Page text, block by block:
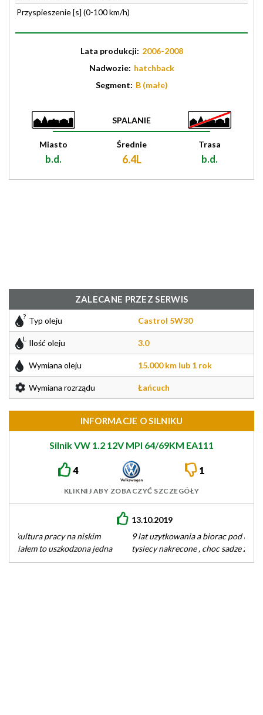
Przyspieszenie [s] (0-100 km/h)
Lata produkcji: 2006-2008
Nadwozie: hatchback
Segment: B (małe)
SPALANIE
Miasto
b.d.
Średnie
6.4L
Trasa
b.d.
ZALECANE PRZEZ SERWIS
Typ oleju Castrol 5W30
Ilość oleju 3.0
Wymiana oleju 15.000 km lub 1 rok
Wymiana rozrządu Łańcuch
INFORMACJE O SILNIKU
Silnik VW 1.2 12V MPI 64/69KM EA111
4 1
KLIKNIJ ABY ZOBACZYĆ SZCZEGÓŁY
9 lat uzytkowania a biorac pod uwage wiek auta 15 lat - 250
tysiecy nakrecone , choc sadze ze spokojnie…